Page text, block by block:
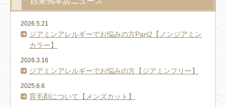
2026.5.21
ジアミンアレルギーでお悩みの方Part2【ノンジアミン
カラー】
2026.3.16
ジアミンアレルギーでお悩みの方【ジアミンフリー】
2025.6.6
育毛剤について【メンズカット】